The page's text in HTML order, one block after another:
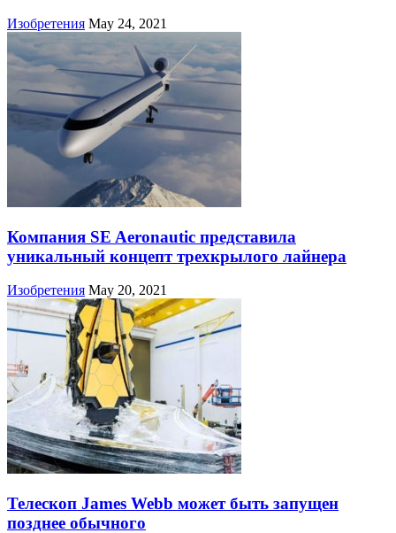
Изобретения May 24, 2021
Компания SE Aeronautic представила
уникальный концепт трехкрылого лайнера
Изобретения May 20, 2021
Телескоп James Webb может быть запущен
позднее обычного